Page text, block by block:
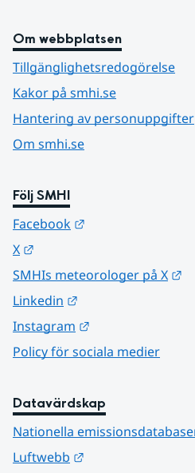
Om webbplatsen
Tillgänglighetsredogörelse
Kakor på smhi.se
Hantering av personuppgifter
Om smhi.se
Följ SMHI
Facebook
X
SMHIs meteorologer på X
Linkedin
Instagram
Policy för sociala medier
Datavärdskap
Nationella
Luftwebb